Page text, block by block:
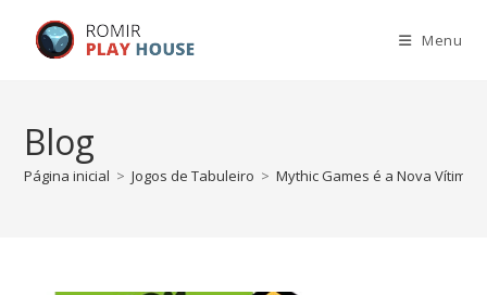
Menu
Blog
Página inicial > Jogos de Tabuleiro > Mythic Games é a Nova Vítima